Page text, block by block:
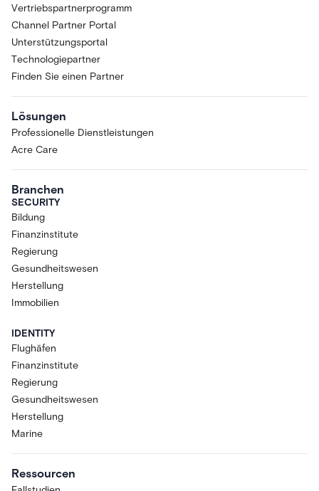
Vertriebspartnerprogramm
Channel Partner Portal
Unterstützungsportal
Technologiepartner
Finden Sie einen Partner
Lösungen
Professionelle Dienstleistungen
Acre Care
Branchen
SECURITY
Bildung
Finanzinstitute
Regierung
Gesundheitswesen
Herstellung
Immobilien
IDENTITY
Flughäfen
Finanzinstitute
Regierung
Gesundheitswesen
Herstellung
Marine
Ressourcen